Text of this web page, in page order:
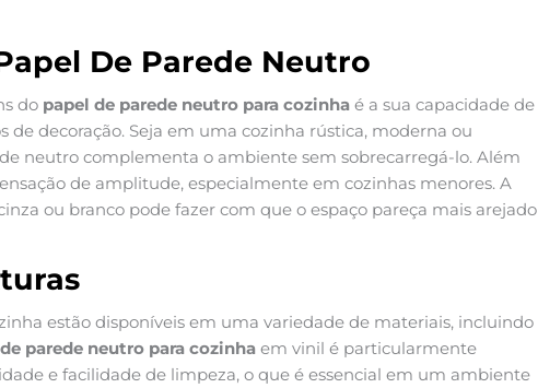
De Parede Neutro
do papel de parede neutro para cozinha é a sua capacidade de
de decoração. Seja em uma cozinha rústica, moderna ou
neutro complementa o ambiente sem sobrecarregá-lo. Além
de amplitude, especialmente em cozinhas menores. A
ou branco pode fazer com que o espaço pareça mais arejado
estão disponíveis em uma variedade de materiais, incluindo
parede neutro para cozinha em vinil é particularmente
e facilidade de limpeza, o que é essencial em um ambiente